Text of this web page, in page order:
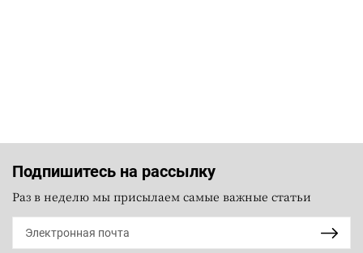
Подпишитесь на рассылку
Раз в неделю мы присылаем самые важные статьи